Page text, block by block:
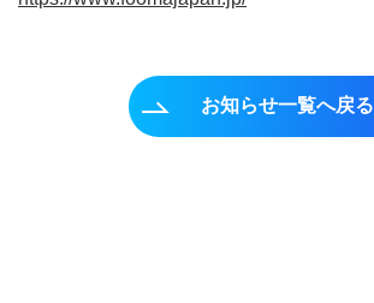
お知らせ一覧へ戻る